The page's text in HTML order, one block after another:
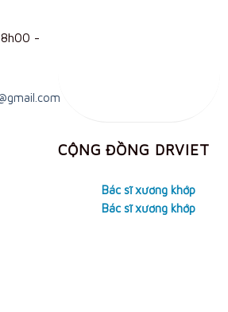
8h00 -
CỘNG ĐỒNG DRVIET
Bác sĩ xương khớp
Bác sĩ xương khớp